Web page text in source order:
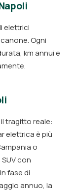
elettrici
Ogni
km annui e
tragitto reale:
elettrica è più
o
con
fase di
annuo, la